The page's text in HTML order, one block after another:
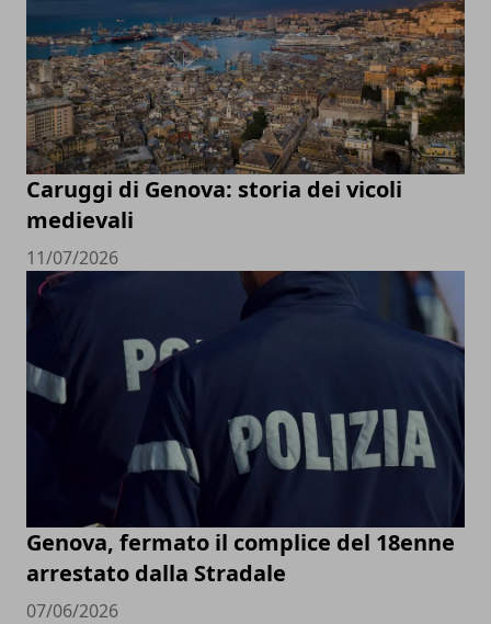
Caruggi di Genova: storia dei vicoli
medievali
11/07/2026
Genova, fermato il complice del 18enne
arrestato dalla Stradale
07/06/2026